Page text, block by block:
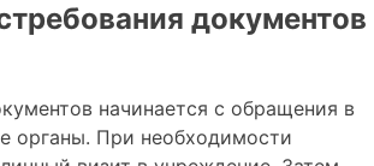
документов
начинается с обращения в
органы. При необходимости